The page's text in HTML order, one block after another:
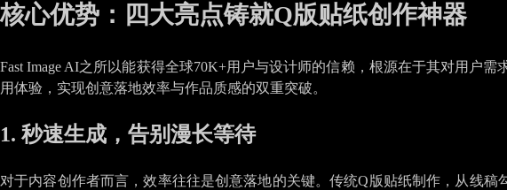
核心优势：四大亮点铸就Q版贴纸创作神器
Fast Image AI之所以能获得全球70K+用户与设计师的信赖，根源在于其对用户
用体验，实现创意落地效率与作品质感的双重突破。
1. 秒速生成，告别漫长等待
对于内容创作者而言，效率往往是创意落地的关键。传统Q版贴纸制作，从线